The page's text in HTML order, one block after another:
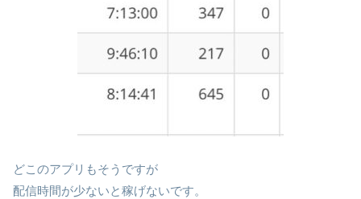
どこのアプリもそうですが
配信時間が少ないと稼げないです。